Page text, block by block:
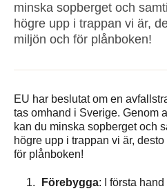
minska sopberget och
högre upp i trappan vi är,
miljön och för plånboken!
EU har beslutat om en
tas omhand i Sverige. Genom
kan du minska sopberget och
högre upp i trappan vi är,
för plånboken!
Förebygga: I första